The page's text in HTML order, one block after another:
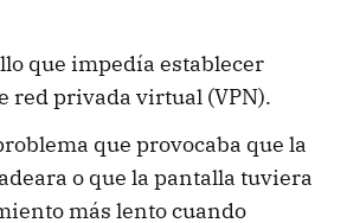
que impedía establecer
red privada virtual (VPN).
que provocaba que la
o que la pantalla tuviera
más lento cuando